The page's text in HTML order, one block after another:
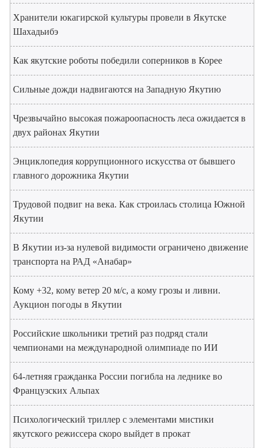
Хранители юкагирской культуры провели в Якутске
Шахадьибэ
Как якутские роботы победили соперников в Корее
Сильные дожди надвигаются на Западную Якутию
Чрезвычайно высокая пожароопасность леса ожидается в
двух районах Якутии
Энциклопедия коррупционного искусства от бывшего
главного дорожника Якутии
Трудовой подвиг на века. Как строилась столица Южной
Якутии
В Якутии из-за нулевой видимости ограничено движение
транспорта на РАД «Анабар»
Кому +32, кому ветер 20 м/с, а кому грозы и ливни.
Аукцион погоды в Якутии
Российские школьники третий раз подряд стали
чемпионами на международной олимпиаде по ИИ
64-летняя гражданка России погибла на леднике во
Французских Альпах
Психологический триллер с элементами мистики
якутского режиссера скоро выйдет в прокат